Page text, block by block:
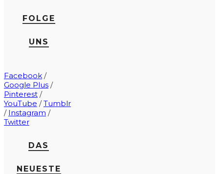
FOLGE
UNS
Facebook /
Google Plus /
Pinterest /
YouTube /Tumblr
/ Instagram /
Twitter
DAS
NEUESTE